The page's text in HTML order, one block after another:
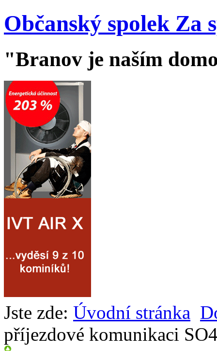
Občanský spolek Za
"Branov je naším
Jste zde: Úvodní stránka
příjezdové komunikaci